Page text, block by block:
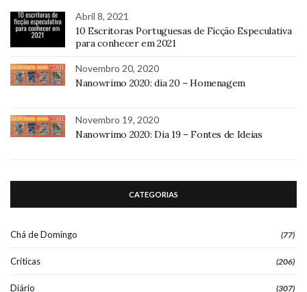
Abril 8, 2021
10 Escritoras Portuguesas de Ficção Especulativa
para conhecer em 2021
Novembro 20, 2020
Nanowrimo 2020: dia 20 – Homenagem
Novembro 19, 2020
Nanowrimo 2020: Dia 19 – Fontes de Ideias
CATEGORIAS
Chá de Domingo (77)
Críticas (206)
Diário (307)